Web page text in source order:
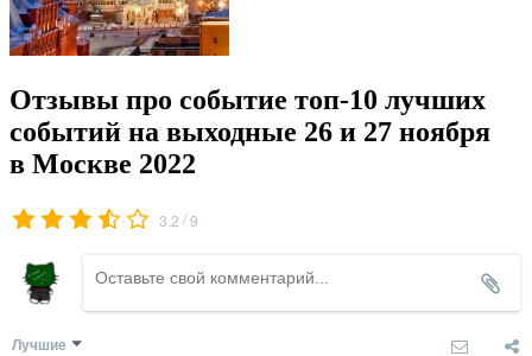
Отзывы про событие топ-10 лучших
событий на выходные 26 и 27 ноября
в Москве 2022
3.2 /9
Лучшие